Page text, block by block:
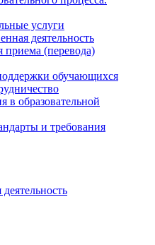
услуги
деятельность
приема (перевода)
обучающихся
в образовательной
и требования